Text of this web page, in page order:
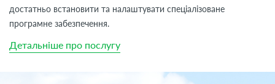
достатньо встановити та налаштувати спеціалізоване
програмне забезпечення.
Детальніше про послугу